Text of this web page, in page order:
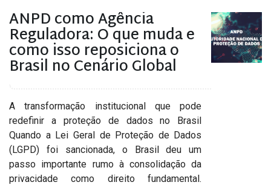
ANPD como Agência
Reguladora: O que muda e
como isso reposiciona o
Brasil no Cenário Global
A transformação institucional que pode
redefinir a proteção de dados no Brasil
Quando a Lei Geral de Proteção de Dados
(LGPD) foi sancionada, o Brasil deu um
passo importante rumo à consolidação da
privacidade como direito fundamental.